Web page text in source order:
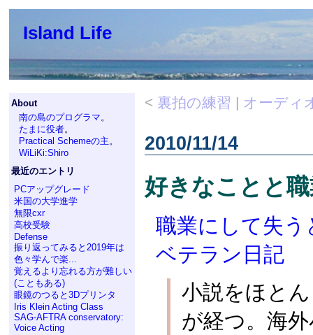
Island Life
About
南の島のプログラマ。
たまに役者。
Practical Schemeの主。
WiLiKi:Shiro
最近のエントリ
PCアップグレード
米国の大学進学
無限cxr
高校受験
Defense
振り返ってみると2019年は
色々学んで楽...
覚えるより忘れる方が難しい
(こともある)
眼鏡のつると3Dプリンタ
Iris Klein Acting Class
SAG-AFTRA conservatory:
Voice Acting
< 裏拍の練習 | オーディ
2010/11/14
好きなことと
職業にして失う
ベテラン日記
小説をほと
が経つ。海